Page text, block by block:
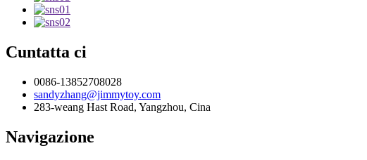
Cuntatta ci
0086-13852708028
sandyzhang@jimmytoy.com
283-weang Hast Road, Yangzhou, Cina
Navigazione